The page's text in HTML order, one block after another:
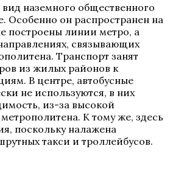
наземного общественного
Особенно он распространен на
построены линии метро, а
связывающих
Транспорт занят
из жилых районов к
В центре, автобусные
не используются, в них
из-за высокой
К тому же, здесь
поскольку налажена
такси и троллейбусов.